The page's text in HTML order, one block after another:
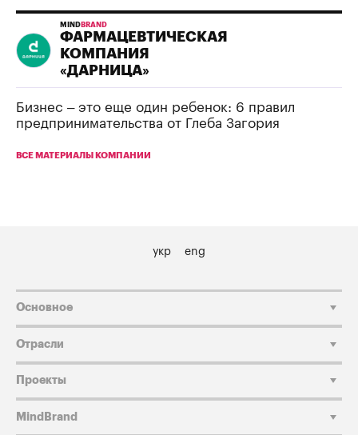
MIND BRAND
ФАРМАЦЕВТИЧЕСКАЯ
КОМПАНИЯ
«ДАРНИЦА»
Бизнес – это еще один ребенок: 6 правил
предпринимательства от Глеба Загория
ВСЕ МАТЕРИАЛЫ КОМПАНИИ
укр eng
Основное
Отрасли
Проекты
MindBrand